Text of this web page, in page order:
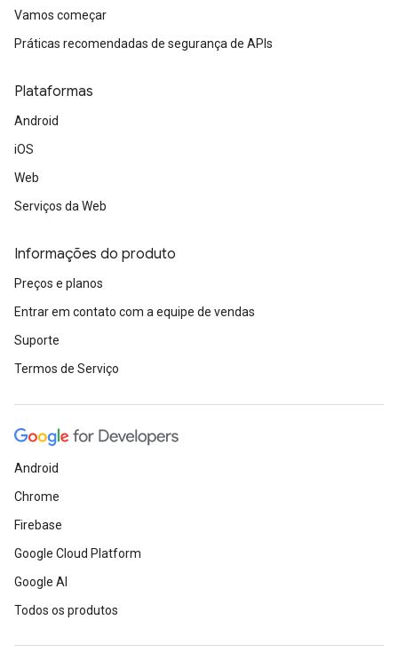
Vamos começar
Práticas recomendadas de segurança de APIs
Plataformas
Android
iOS
Web
Serviços da Web
Informações do produto
Preços e planos
Entrar em contato com a equipe de vendas
Suporte
Termos de Serviço
Android
Chrome
Firebase
Google Cloud Platform
Google AI
Todos os produtos